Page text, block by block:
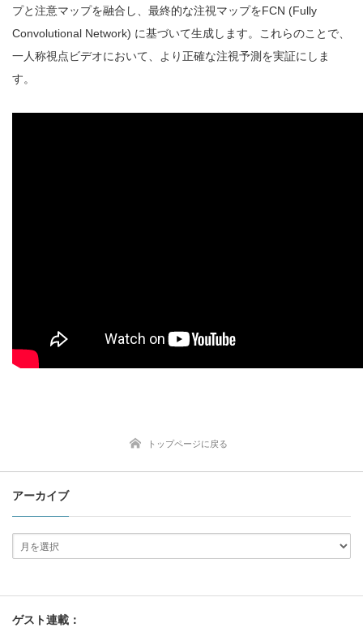
プと注意マップを融合し、最終的な注視マップをFCN (Fully
Convolutional Network) に基づいて生成します。これらのことで、
一人称視点ビデオにおいて、より正確な注視予測を実証にしま
す。
トップページに戻る
アーカイブ
ゲスト連載：